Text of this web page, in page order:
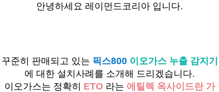
안녕하세요 레이먼드코리아 입니다.
꾸준히 판매되고 있는 픽스800 이오가스 누출 감지기
에 대한 설치사례를 소개해 드리겠습니다.
이오가스는 정확히 ETO 라는 에틸렉 옥사이드란 가